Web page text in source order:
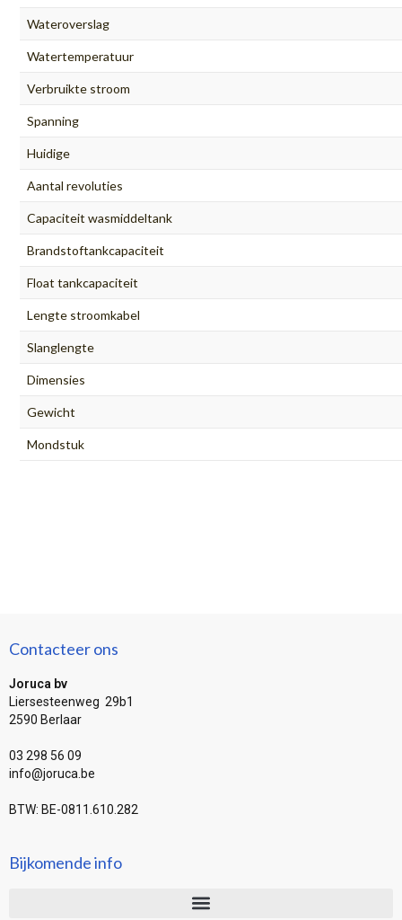
Wateroverslag
Watertemperatuur
Verbruikte stroom
Spanning
Huidige
Aantal revoluties
Capaciteit wasmiddeltank
Brandstoftankcapaciteit
Float tankcapaciteit
Lengte stroomkabel
Slanglengte
Dimensies
Gewicht
Mondstuk
Contacteer ons
Joruca bv
Liersesteenweg 29b1
2590 Berlaar
03 298 56 09
info@joruca.be
BTW: BE-0811.610.282
Bijkomende info